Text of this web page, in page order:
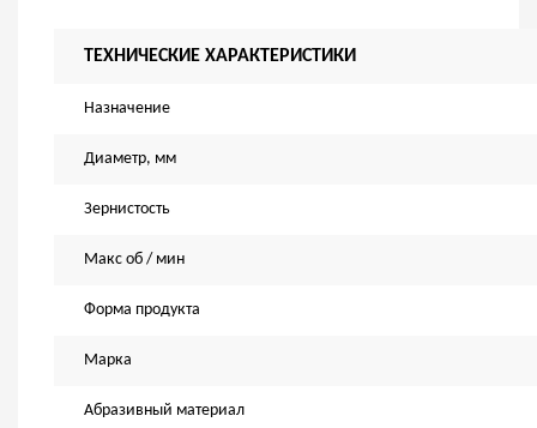
ТЕХНИЧЕСКИЕ ХАРАКТЕРИСТИКИ
Назначение
Диаметр, мм
Зернистость
Макс об / мин
Форма продукта
Марка
Абразивный материал